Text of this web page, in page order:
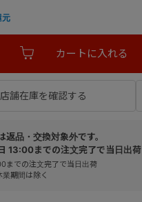
返品・交換対象外です。
13:00までの注文完了で当日出荷
までの注文完了で当日出荷
期間は除く
店舗在庫を確認する
元